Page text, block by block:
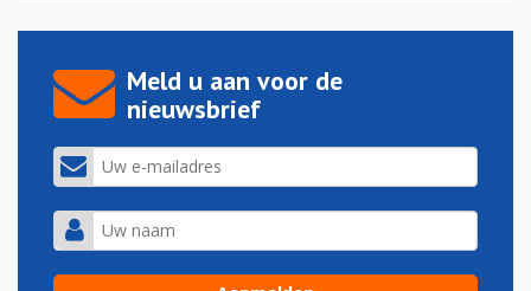
Meld u aan voor de
nieuwsbrief